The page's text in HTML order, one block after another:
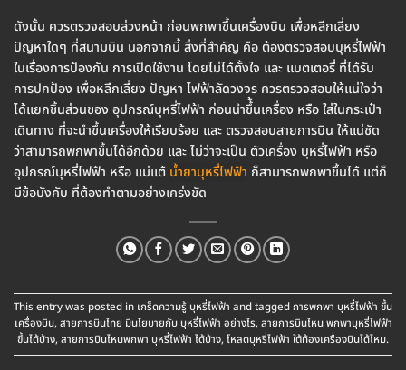
ดังนั้น ควรตรวจสอบล่วงหน้า ก่อนพกพาขึ้นเครื่องบิน เพื่อหลีกเลี่ยง
ปัญหาใดๆ ที่สนามบิน นอกจากนี้ สิ่งที่สำคัญ คือ ต้องตรวจสอบบุหรี่ไฟฟ้า
ในเรื่องการป้องกัน การเปิดใช้งาน โดยไม่ได้ตั้งใจ และ แบตเตอรี่ ที่ได้รับ
การปกป้อง เพื่อหลีกเลี่ยง ปัญหา ไฟฟ้าลัดวงจร ควรตรวจสอบให้แน่ใจว่า
ได้แยกชิ้นส่วนของ อุปกรณ์บุหรี่ไฟฟ้า ก่อนนำขึ้้นเครื่อง หรือ ใส่ในกระเป๋า
เดินทาง ที่จะนำขึ้นเครื่องให้เรียบร้อย และ ตรวจสอบสายการบิน ให้แน่ชัด
ว่าสามารถพกพาขึ้นได้อีกด้วย และ ไม่ว่าจะเป็น ตัวเครื่อง บุหรี่ไฟฟ้า หรือ
อุปกรณ์บุหรี่ไฟฟ้า หรือ แม่แต้ น้ำยาบุหรี่ไฟฟ้า ก็สามารถพกพาขึ้นได้ แต่ก็
มีข้อบังคับ ที่ต้องทำตามอย่างเคร่งขัด
This entry was posted in เกร็ดความรู้ บุหรี่ไฟฟ้า and taggedการพกพา บุหรี่ไฟฟ้า ขึ้น
เครื่องบิน, สายการบินไทย มีนโยบายกับ บุหรี่ไฟฟ้า อย่างไร, สายการบินไหน พกพาบุหรี่ไฟฟ้า
ขึ้นได้บ้าง, สายการบินไหนพกพา บุหรี่ไฟฟ้า ได้บ้าง, โหลดบุหรี่ไฟฟ้า ใต้ท้องเครื่องบินได้ไหม.